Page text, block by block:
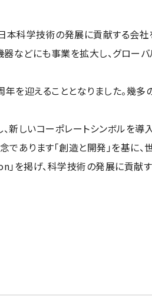
科学技術の発展に貢献する会社
などにも事業を拡大し、グロー
を迎えることとなりました。幾
しいコーポレートシンボルを導
あります「創造と開発」を基に
掲げ、科学技術の発展に貢献す